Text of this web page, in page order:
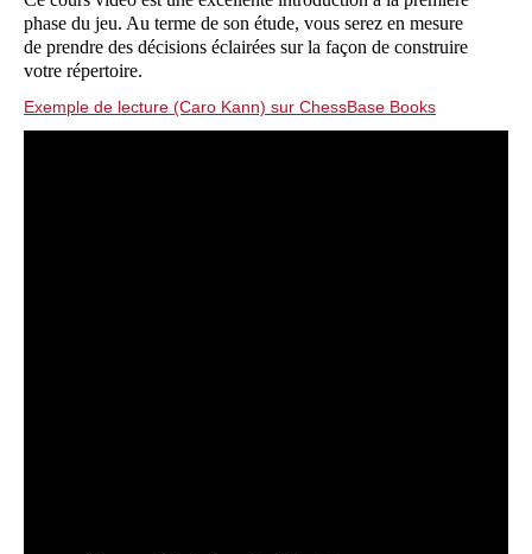
phase du jeu. Au terme de son étude, vous serez en mesure
de prendre des décisions éclairées sur la façon de construire
votre répertoire.
Exemple de lecture (Caro Kann) sur ChessBase Books